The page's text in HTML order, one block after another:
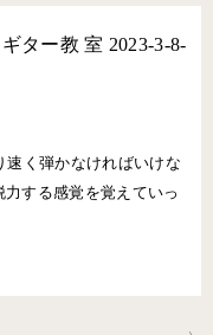
ギター教 室 2023-3-8-
速く弾かなければいけな
する感覚を覚えていっ